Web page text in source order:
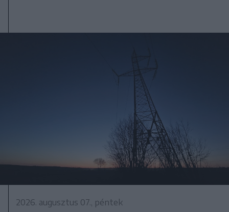
2026. augusztus 07., péntek